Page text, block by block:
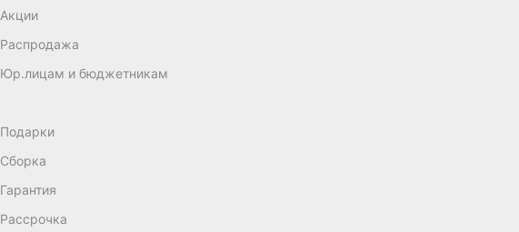
Акции
Распродажа
Юр.лицам и бюджетникам
Подарки
Сборка
Гарантия
Рассрочка